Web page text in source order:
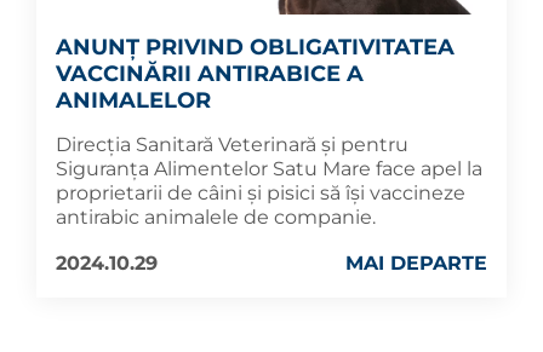
ANUNȚ PRIVIND OBLIGATIVITATEA
VACCINĂRII ANTIRABICE A
ANIMALELOR
Direcția Sanitară Veterinară și pentru
Siguranța Alimentelor Satu Mare face apel la
proprietarii de câini și pisici să își vaccineze
antirabic animalele de companie.
2024.10.29
MAI DEPARTE